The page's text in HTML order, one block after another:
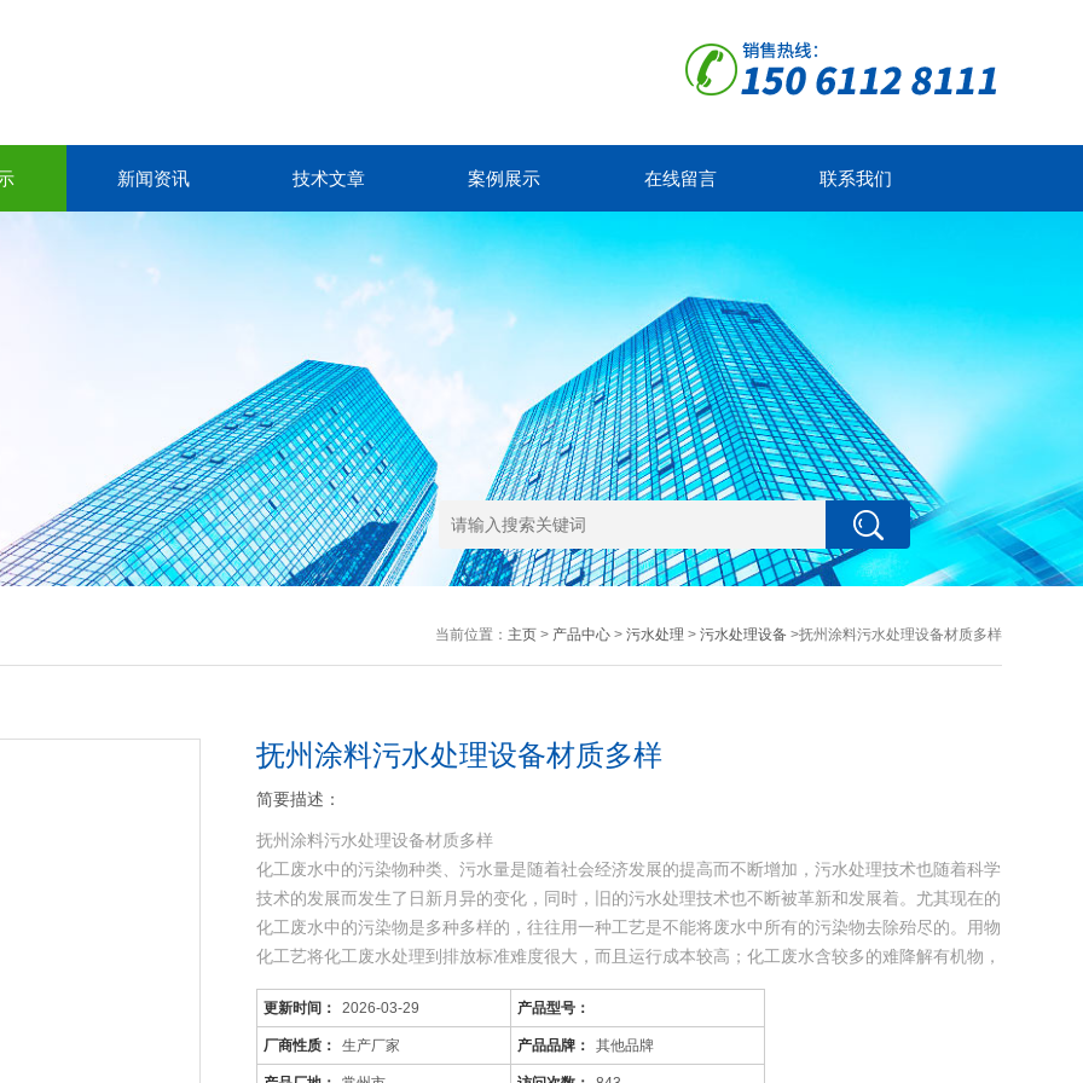
新闻资讯 技术文章 案例展示 在线留言 联系我们
当前位置： 主页> 产品中心> 污水处理 > 污水处理设备>抚州涂料污水处理设备材质多样
抚州涂料污水处理设备材质多样
简要描述：
抚州涂料污水处理设备材质多样
化工废水中的污染物种类、污水量是随着社会经济发展的提高而不断增加，污水处理技术也随着科学
技术的发展而发生了日新月异的变化，同时，旧的污水处理技术也不断被革新和发展着。尤其现在的
化工废水中的污染物是多种多样的，往往用一种工艺是不能将废水中所有的污染物去除殆尽的。用物
化工艺将化工废水处理到排放标准难度很大，而且运行成本较高；化工废水含较多的难降解有机物，
可生化性差，而且
更新时间： 2026-03-29 产品型号：
厂商性质： 生产厂家 产品品牌： 其他品牌